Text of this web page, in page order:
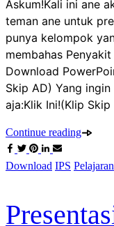
Askum!Kali ini ane
teman ane untuk
punya kelompok
membahas
Download
Skip AD) Yang
aja:Klik Ini!(Klip
Continue reading
Download IPS Pelajaran